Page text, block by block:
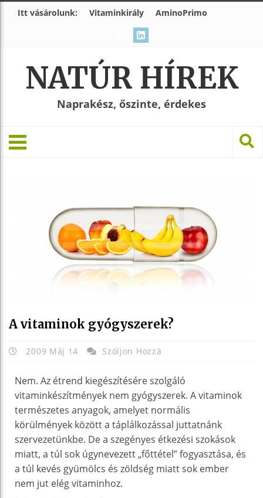
Itt vásárolunk: Vitaminkirály AminoPrimo
NATÚR HÍREK
Naprakész, őszinte, érdekes
A vitaminok gyógyszerek?
2009 Máj 14 Szóljon Hozzá
Nem. Az étrend kiegészítésére szolgáló
vitaminkészítmények nem gyógyszerek. A vitaminok
természetes anyagok, amelyet normális
körülmények között a táplálkozással juttatnánk
szervezetünkbe. De a szegényes étkezési szokások
miatt, a túl sok úgynevezett „főttétel” fogyasztása, és
a túl kevés gyümölcs és zöldség miatt sok ember
nem jut elég vitaminhoz.